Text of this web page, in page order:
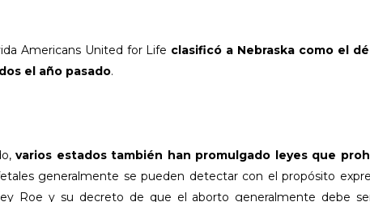
Americans United for Life clasificó a Nebraska como el
el año pasado.
varios estados también han promulgado leyes que
generalmente se pueden detectar con el propósito
Roe y su decreto de que el aborto generalmente debe